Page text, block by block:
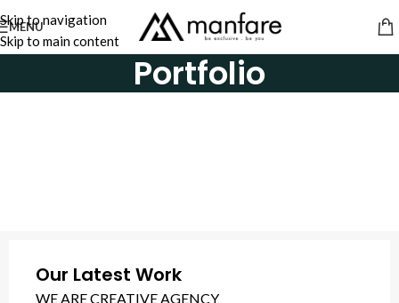
Skip to navigation
Skip to main content
MENU
Portfolio
Our Latest Work
WE ARE CREATIVE AGENCY